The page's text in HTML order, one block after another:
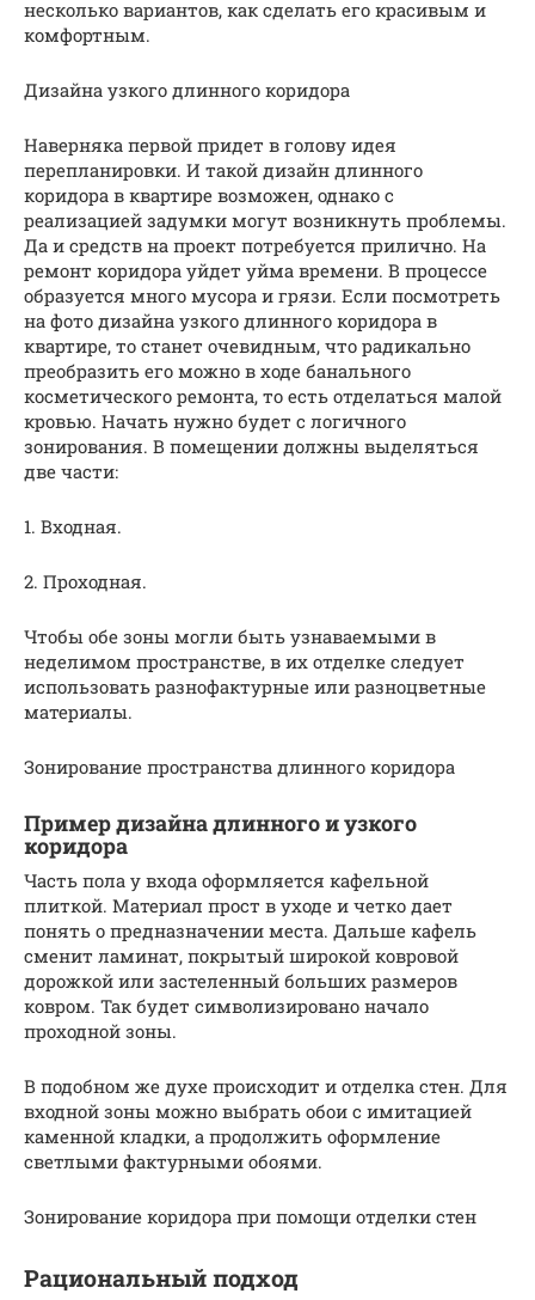
несколько вариантов, как сделать его красивым и
комфортным.
Дизайна узкого длинного коридора
Наверняка первой придет в голову идея
перепланировки. И такой дизайн длинного
коридора в квартире возможен, однако с
реализацией задумки могут возникнуть проблемы.
Да и средств на проект потребуется прилично. На
ремонт коридора уйдет уйма времени. В процессе
образуется много мусора и грязи. Если посмотреть
на фото дизайна узкого длинного коридора в
квартире, то станет очевидным, что радикально
преобразить его можно в ходе банального
косметического ремонта, то есть отделаться малой
кровью. Начать нужно будет с логичного
зонирования. В помещении должны выделяться
две части:
1.​ Входная.
2.​ Проходная.
Чтобы обе зоны могли быть узнаваемыми в
неделимом пространстве, в их отделке следует
использовать разнофактурные или разноцветные
материалы.
Зонирование пространства длинного коридора
Пример дизайна длинного и узкого
коридора
Часть пола у входа оформляется кафельной
плиткой. Материал прост в уходе и четко дает
понять о предназначении места. Дальше кафель
сменит ламинат, покрытый широкой ковровой
дорожкой или застеленный больших размеров
ковром. Так будет символизировано начало
проходной зоны.
В подобном же духе происходит и отделка стен. Для
входной зоны можно выбрать обои с имитацией
каменной кладки, а продолжить оформление
светлыми фактурными обоями.
Зонирование коридора при помощи отделки стен
Рациональный подход